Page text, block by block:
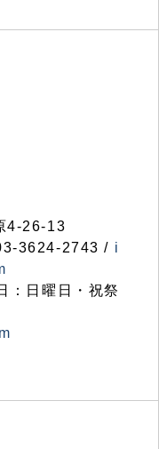
4-26-13
3624-2743 / i
：日曜日・祝祭